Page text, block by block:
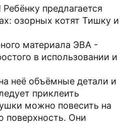
предлагается
озорных котят Тишку и
материала ЭВА -
в использовании и
неё объёмные детали и
приклеить
можно повесить на
поверхность. Они